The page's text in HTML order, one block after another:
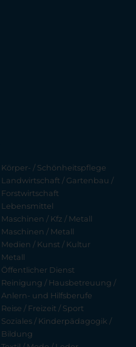
Körper- / Schönheitspflege
Landwirtschaft / Gartenbau /
Forstwirtschaft
Lebensmittel
Maschinen / Kfz / Metall
Maschinen / Metall
Medien / Kunst / Kultur
Metall
Öffentlicher Dienst
Reinigung / Hausbetreuung /
Anlern- und Hilfsberufe
Reise / Freizeit / Sport
Soziales / Kinderpädagogik /
Bildung